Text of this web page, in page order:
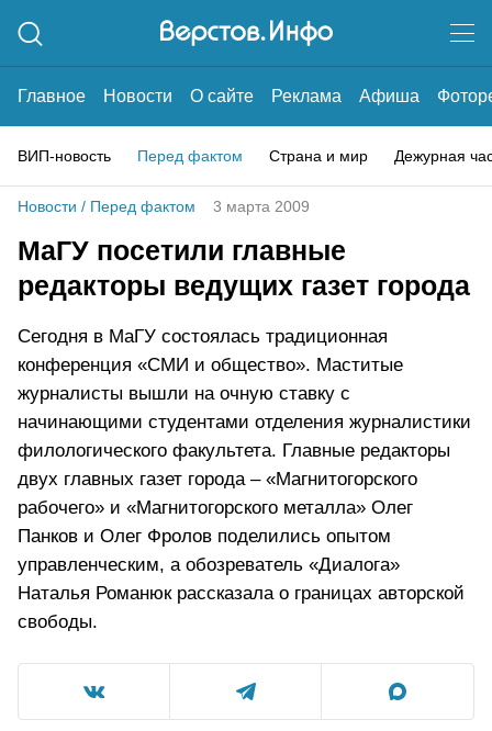
Главное Новости О сайте Реклама Афиша
ВИП-новость Перед фактом Страна и мир Дежурная
Новости / Перед фактом 3 марта 2009
МаГУ посетили главные
редакторы ведущих газет города
Сегодня в МаГУ состоялась традиционная
конференция «СМИ и общество». Маститые
журналисты вышли на очную ставку с
начинающими студентами отделения журналистики
филологического факультета. Главные редакторы
двух главных газет города – «Магнитогорского
рабочего» и «Магнитогорского металла» Олег
Панков и Олег Фролов поделились опытом
управленческим, а обозреватель «Диалога»
Наталья Романюк рассказала о границах авторской
свободы.